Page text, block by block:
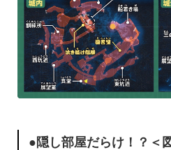
●隠し部屋だらけ！？＜